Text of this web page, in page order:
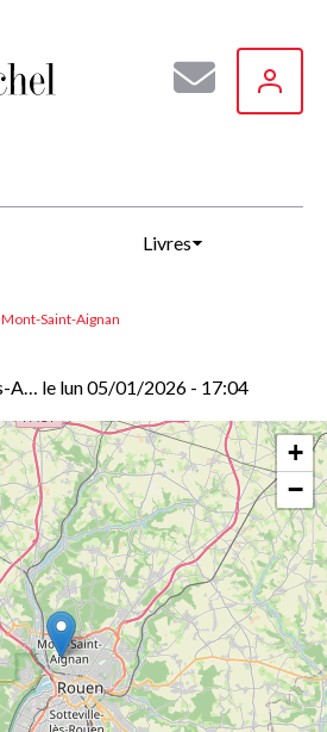
Livres
Saint-Aignan
A… le lun 05/01/2026 - 17:04
+
−